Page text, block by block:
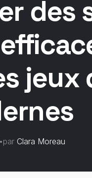
des
jeux
•par Clara Moreau